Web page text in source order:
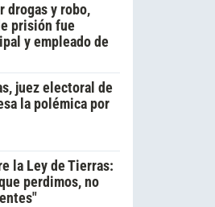
drogas y robo,
prisión fue
y empleado de
juez electoral de
la polémica por
la Ley de Tierras:
perdimos, no